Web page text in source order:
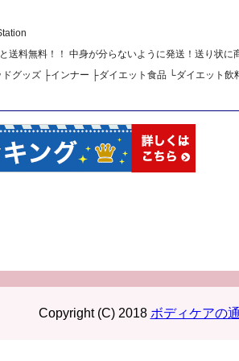
送料無料！！ 中身が分らないように発送！送り状に
ドグッズ ├インナー ├ダイエット食品 └ダイエッ
Copyright (C) 2018 ボディケアの